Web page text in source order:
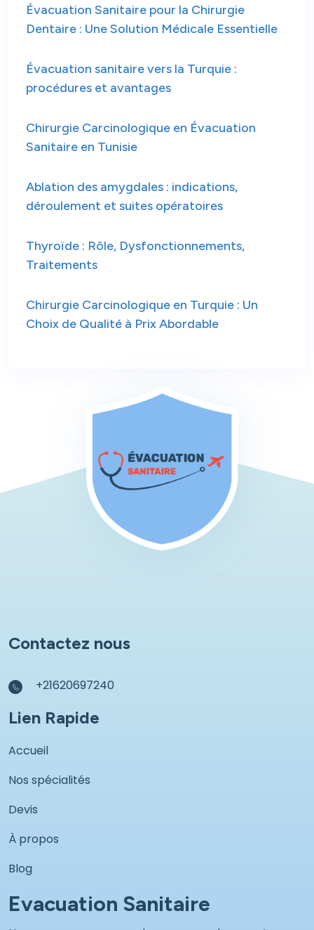
Évacuation Sanitaire pour la Chirurgie
Dentaire : Une Solution Médicale Essentielle
Évacuation sanitaire vers la Turquie :
procédures et avantages
Chirurgie Carcinologique en Évacuation
Sanitaire en Tunisie
Ablation des amygdales : indications,
déroulement et suites opératoires
Thyroïde : Rôle, Dysfonctionnements,
Traitements
Chirurgie Carcinologique en Turquie : Un
Choix de Qualité à Prix Abordable
Contactez nous
+21620697240
Lien Rapide
Accueil
Nos spécialités
Devis
À propos
Blog
Evacuation Sanitaire